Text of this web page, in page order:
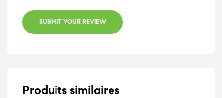
SUBMIT YOUR REVIEW
Produits similaires